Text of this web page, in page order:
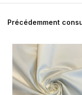
Précédemment